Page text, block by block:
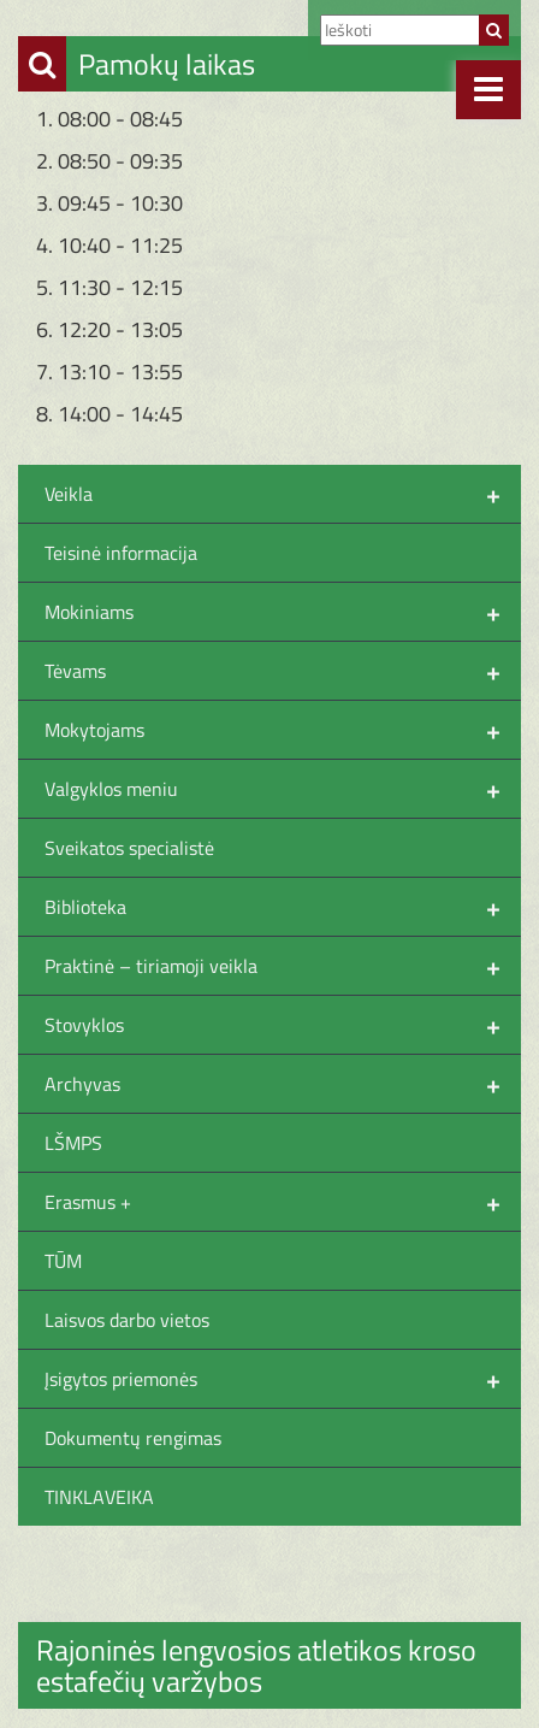
Pamokų laikas
1. 08:00 - 08:45
2. 08:50 - 09:35
3. 09:45 - 10:30
4. 10:40 - 11:25
5. 11:30 - 12:15
6. 12:20 - 13:05
7. 13:10 - 13:55
8. 14:00 - 14:45
+
Veikla
Teisinė informacija
+
Mokiniams
+
Tėvams
+
Mokytojams
+
Valgyklos meniu
Sveikatos specialistė
+
Biblioteka
+
Praktinė – tiriamoji veikla
+
Stovyklos
+
Archyvas
LŠMPS
+
Erasmus +
TŪM
Laisvos darbo vietos
+
Įsigytos priemonės
Dokumentų rengimas
TINKLAVEIKA
Rajoninės lengvosios atletikos kroso
estafečių varžybos